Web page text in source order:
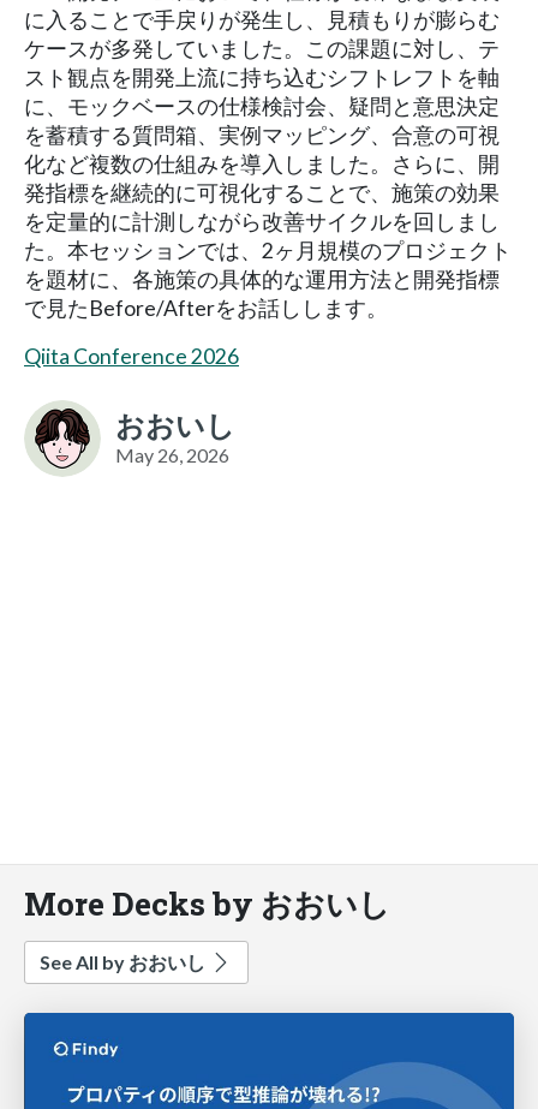
に入ることで手戻りが発生し、見積もりが膨らむ
ケースが多発していました。この課題に対し、テ
スト観点を開発上流に持ち込むシフトレフトを軸
に、モックベースの仕様検討会、疑問と意思決定
を蓄積する質問箱、実例マッピング、合意の可視
化など複数の仕組みを導入しました。さらに、開
発指標を継続的に可視化することで、施策の効果
を定量的に計測しながら改善サイクルを回しまし
た。本セッションでは、2ヶ月規模のプロジェクト
を題材に、各施策の具体的な運用方法と開発指標
で見たBefore/Afterをお話しします。
Qiita Conference 2026
おおいし
May 26, 2026
More Decks by おおいし
See All by おおいし